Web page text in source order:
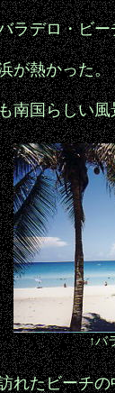
ラデロ・ビ
が熱かった。
南国らしい風
↑バ
れたビーチ